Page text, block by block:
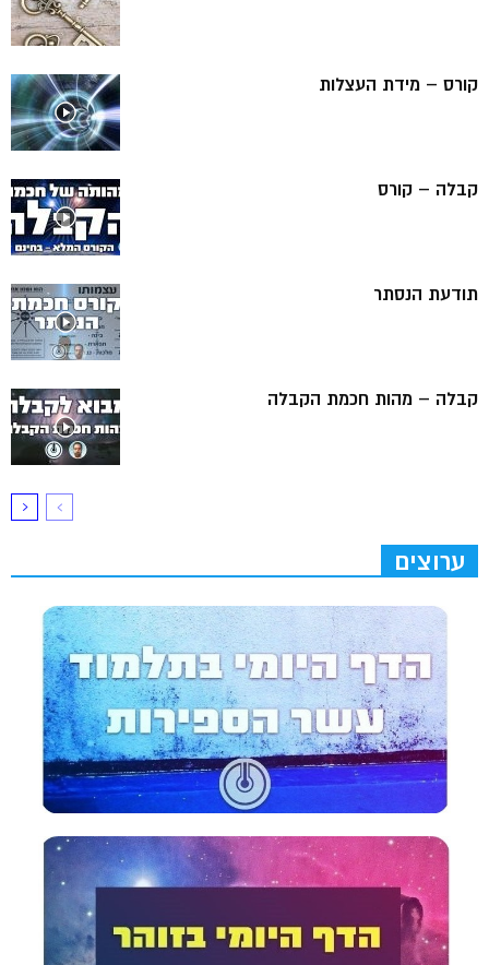
קורס – מידת העצלות
קבלה – קורס
תודעת הנסתר
קבלה – מהות חכמת הקבלה
ערוצים